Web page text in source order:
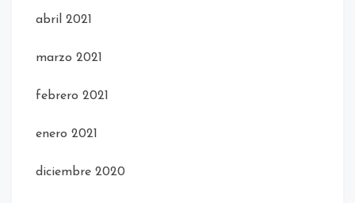
abril 2021
marzo 2021
febrero 2021
enero 2021
diciembre 2020